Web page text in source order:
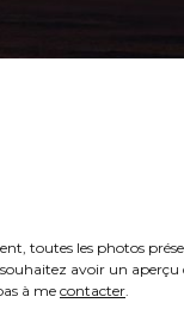
toutes les photos
avoir un
à me contacter